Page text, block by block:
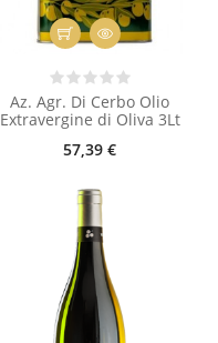
Az. Agr. Di Cerbo Olio
Extravergine di Oliva 3Lt
57,39 €